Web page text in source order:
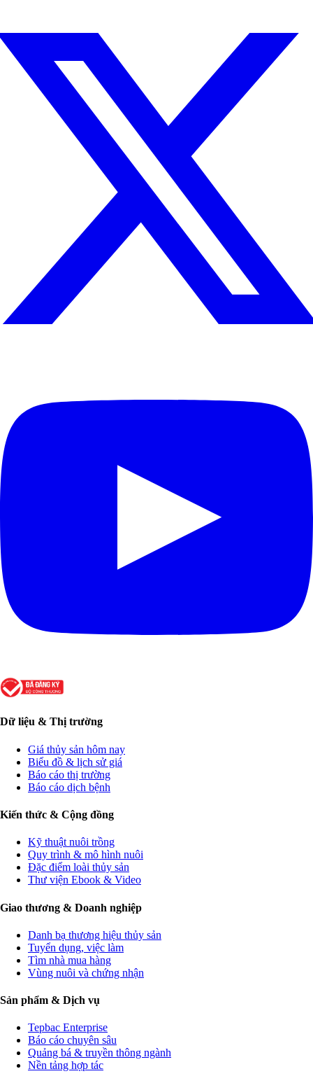
Dữ liệu & Thị trường
Giá thủy sản hôm nay
Biểu đồ & lịch sử giá
Báo cáo thị trường
Báo cáo dịch bệnh
Kiến thức & Cộng đồng
Kỹ thuật nuôi trồng
Quy trình & mô hình nuôi
Đặc điểm loài thủy sản
Thư viện Ebook & Video
Giao thương & Doanh nghiệp
Danh bạ thương hiệu thủy sản
Tuyển dụng, việc làm
Tìm nhà mua hàng
Vùng nuôi và chứng nhận
Sản phẩm & Dịch vụ
Tepbac Enterprise
Báo cáo chuyên sâu
Quảng bá & truyền thông ngành
Nền tảng hợp tác